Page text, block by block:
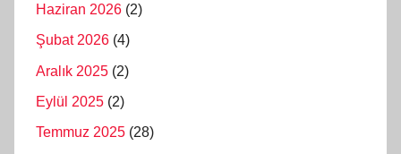
Haziran 2026 (2)
Şubat 2026 (4)
Aralık 2025 (2)
Eylül 2025 (2)
Temmuz 2025 (28)